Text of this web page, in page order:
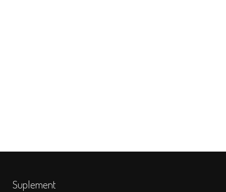
Suplement